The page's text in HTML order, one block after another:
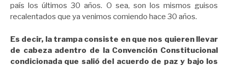
país los últimos 30 años. O sea, son los mismos guisos
recalentados que ya venimos comiendo hace 30 años.
Es decir, la trampa consiste en que nos quieren llevar
de cabeza adentro de la Convención Constitucional
condicionada que salió del acuerdo de paz y bajo los